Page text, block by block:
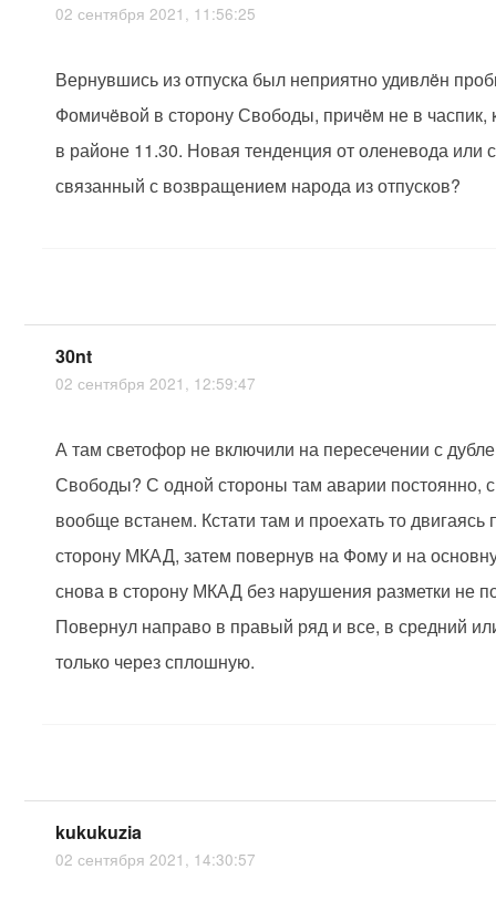
02 сентября 2021, 11:56:25
Вернувшись из отпуска был неприятно удивлëн
Фомичëвой в сторону Свободы, причëм не в часпик,
в районе 11.30. Новая тенденция от оленевода или
связанный с возвращением народа из отпусков?
30nt
02 сентября 2021, 12:59:47
А там светофор не включили на пересечении с
Свободы? С одной стороны там аварии постоянно, с
вообще встанем. Кстати там и проехать то двигаясь
сторону МКАД, затем повернув на Фому и на
снова в сторону МКАД без нарушения разметки не
Повернул направо в правый ряд и все, в средний
только через сплошную.
kukukuzia
02 сентября 2021, 14:30:57